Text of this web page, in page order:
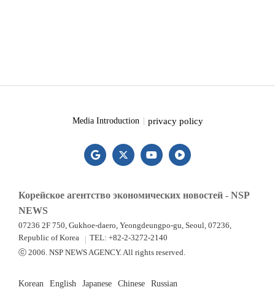
Media Introduction privacy policy
Корейское агентство экономических новостей - NSP
NEWS
07236 2F 750, Gukhoe-daero, Yeongdeungpo-gu, Seoul, 07236,
Republic of Korea
TEL: +82-2-3272-2140
ⓒ 2006. NSP NEWS AGENCY. All rights reserved.
Korean English Japanese Chinese Russian